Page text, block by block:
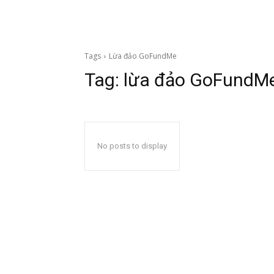
Tags Lừa đảo GoFundMe
Tag: lừa đảo
No posts to display